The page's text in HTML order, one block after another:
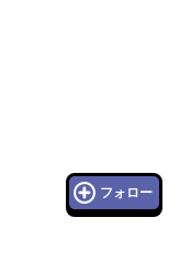
フォロー